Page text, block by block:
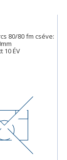
80/80 fm cséve:
10 ÉV